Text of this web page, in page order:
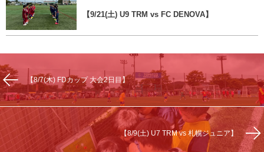
【9/21(土) U9 TRM vs FC DENOVA】
【8/7(木) FDカップ 大会2日目】
【8/9(土) U7 TRM vs 札幌ジュニア】